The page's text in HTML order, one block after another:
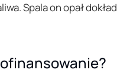
Spala on opał